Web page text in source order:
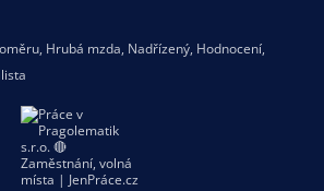
, Hrubá mzda, Nadřízený, Hodnocení,